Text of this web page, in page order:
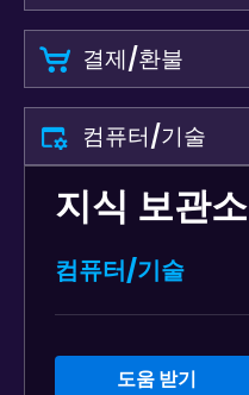
결제/환불
컴퓨터/기술
지식 보관소
컴퓨터/기술
도움 받기